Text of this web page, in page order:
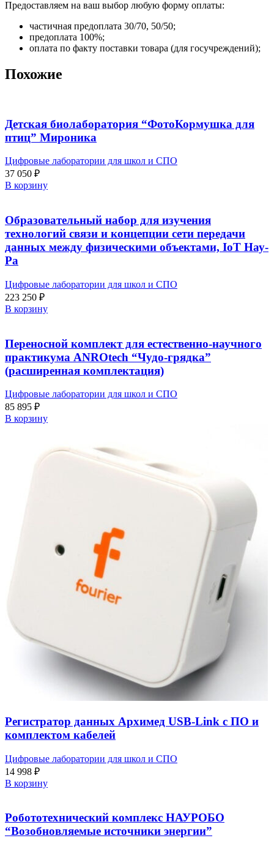
Предоставляем на ваш выбор любую форму оплаты:
частичная предоплата 30/70, 50/50;
предоплата 100%;
оплата по факту поставки товара (для госучреждений);
Похожие
Детская биолаборатория “ФотоКормушка для
птиц” Мироника
Цифровые лаборатории для школ и СПО
37 050 ₽
В корзину
Образовательный набор для изучения
технологий связи и концепции сети передачи
данных между физическими объектами, IoT Нау-
Ра
Цифровые лаборатории для школ и СПО
223 250 ₽
В корзину
Переносной комплект для естественно-научного
практикума ANROtech “Чудо-грядка”
(расширенная комплектация)
Цифровые лаборатории для школ и СПО
85 895 ₽
В корзину
Регистратор данных Архимед USB-Link с ПО и
комплектом кабелей
Цифровые лаборатории для школ и СПО
14 998 ₽
В корзину
Робототехнический комплекс НАУРОБО
“Возобновляемые источники энергии”